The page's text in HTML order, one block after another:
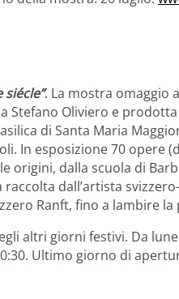
. La mostra omaggio
Stefano Oliviero e
di Santa Maria
In esposizione 70 opere
dalla scuola di
dall’artista
Ranft, fino a lambire
altri giorni festivi. Da
Ultimo giorno di